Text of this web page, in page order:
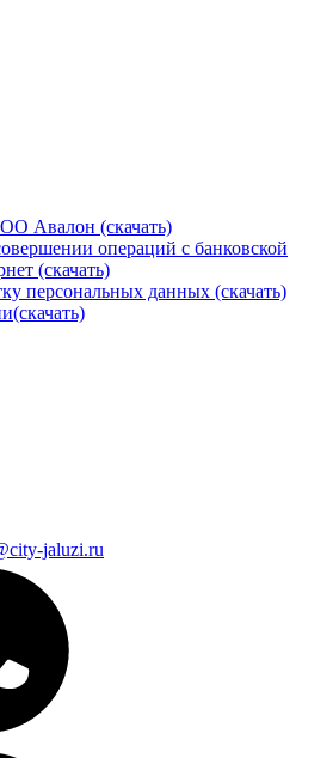
Авалон (скачать)
операций с банковской
(скачать)
персональных данных (скачать)
jaluzi.ru